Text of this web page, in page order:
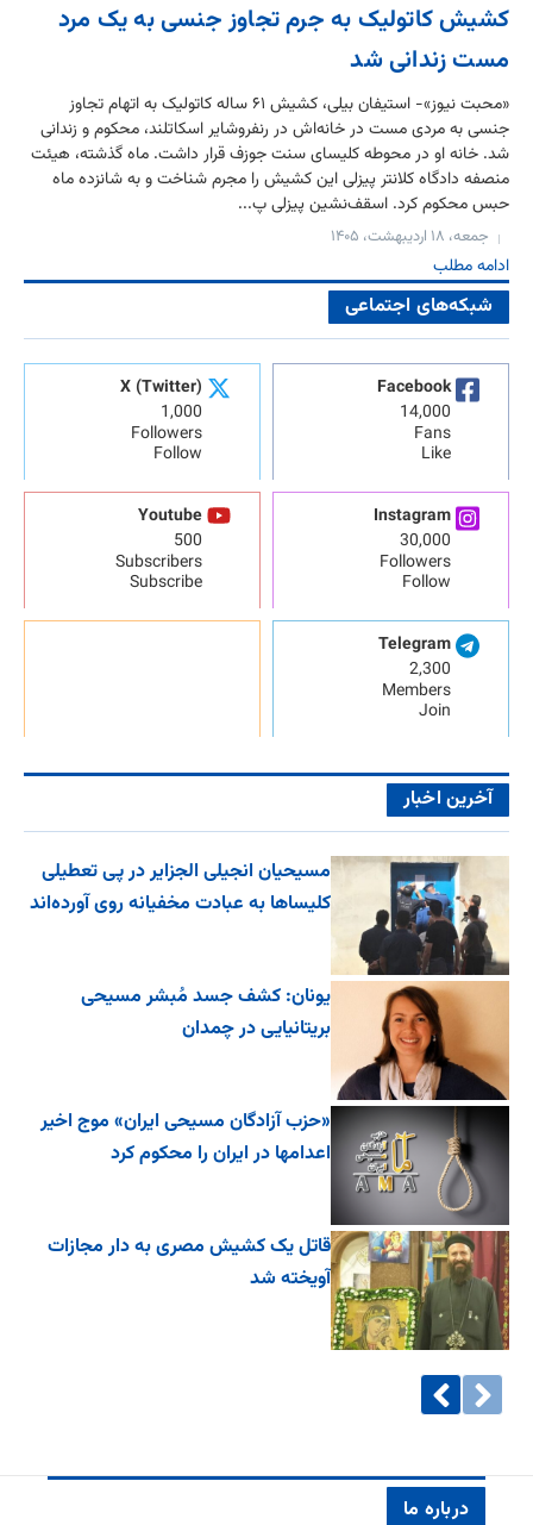
کشیش کاتولیک به جرم تجاوز جنسی به یک مرد
مست زندانی شد
«محبت نیوز»- استیفان بیلی، کشیش ۶۱ ساله کاتولیک به اتهام تجاوز
جنسی به مردی مست در خانه‌اش در رنفروشایر اسکاتلند، محکوم و زندانی
شد. خانه او در محوطه کلیسای سنت جوزف قرار داشت. ماه گذشته، هیئت
منصفه دادگاه کلانتر پیزلی این کشیش را مجرم شناخت و به شانزده ماه
حبس محکوم کرد. اسقف‌نشین پیزلی پ...
جمعه، ۱۸ اردیبهشت، ۱۴۰۵
ادامه مطلب
شبکه‌های اجتماعی
Facebook
14,000
Fans
Like
X (Twitter)
1,000
Followers
Follow
Instagram
30,000
Followers
Follow
Youtube
500
Subscribers
Subscribe
Telegram
2,300
Members
Join
آخرین اخبار
مسیحیان انجیلی الجزایر در پی تعطیلی
کلیساها به عبادت مخفیانه روی آورده‌اند
یونان: کشف جسد مُبشر مسیحی
بریتانیایی در چمدان
«حزب آزادگان مسیحی ایران» موج اخیر
اعدامها در ایران را محکوم کرد
قاتل یک کشیش مصری به دار مجازات
آویخته شد
درباره ما